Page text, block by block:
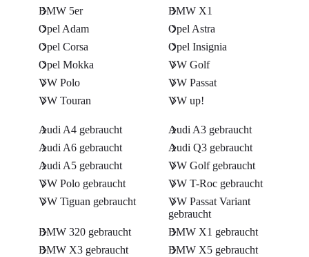
BMW 5er
BMW X1
Opel Adam
Opel Astra
Opel Corsa
Opel Insignia
Opel Mokka
VW Golf
VW Polo
VW Passat
VW Touran
VW up!
Audi A4 gebraucht
Audi A3 gebraucht
Audi A6 gebraucht
Audi Q3 gebraucht
Audi A5 gebraucht
VW Golf gebraucht
VW Polo gebraucht
VW T-Roc gebraucht
VW Tiguan gebraucht
VW Passat Variant
gebraucht
BMW 320 gebraucht
BMW X1 gebraucht
BMW X3 gebraucht
BMW X5 gebraucht